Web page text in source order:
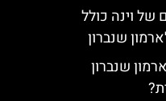
של וינה כולל
שנברון
שנברון